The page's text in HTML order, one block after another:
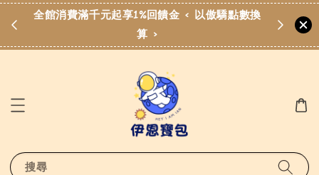
全館消費滿千元起享1%回饋金 < 以傲驕點數換
算 >
搜尋